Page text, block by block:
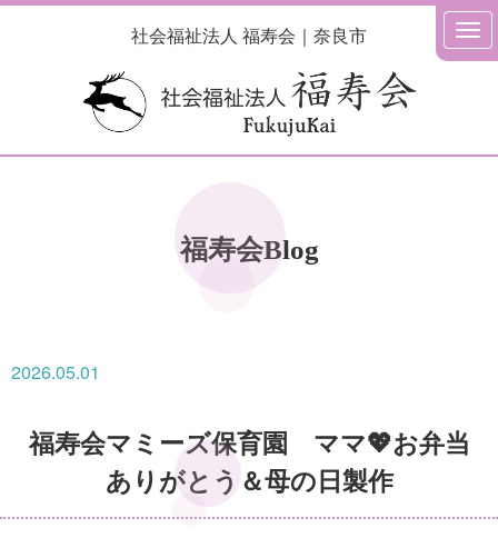
社会福祉法人 福寿会｜奈良市
福寿会Blog
2026.05.01
福寿会マミーズ保育園 ママ💖お弁当
ありがとう＆母の日製作